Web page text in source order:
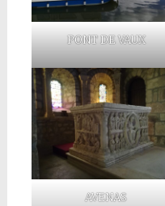
PONT DE VAUX
AVENAS